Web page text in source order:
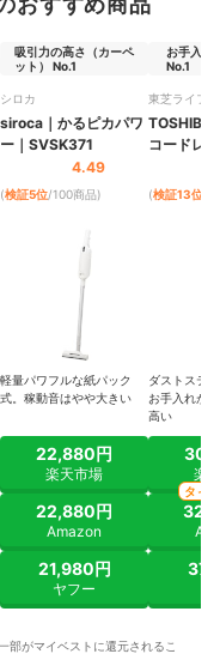
吸引力の高さ（カーペ
ット） No.1
シロカ
siroca ｜ かるピカパワ
ー ｜ SVSK371
4.49
(検証5位/100商品)
軽量パワフルな紙パック
式。稼動音はやや大きい
22,880円
楽天市場
22,880円
Amazon
21,980円
ヤフー
お手入れ
No.1
東芝ライフ
TOSHIBA
コードレ
(検証13位
ダストステ
お手入れが
高い
楽
タイ
部がマイベストに還元されるこ